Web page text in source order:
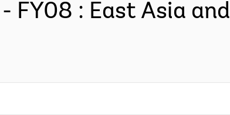
FY08 : East Asia and